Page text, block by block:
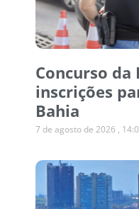
Concurso
inscrições
Bahia
7 de agosto de 2026